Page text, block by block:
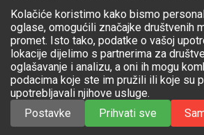
Apple
Store
Kolačiće koristimo kako bismo
oglase, omogućili značajke društvenih
promet. Isto tako, podatke o vašoj
lokacije dijelimo s partnerima za
oglašavanje i analizu, a oni ih mogu
podacima koje ste im pružili ili koje su
upotrebljavali njihove usluge.
Postavke
Prihvati sve